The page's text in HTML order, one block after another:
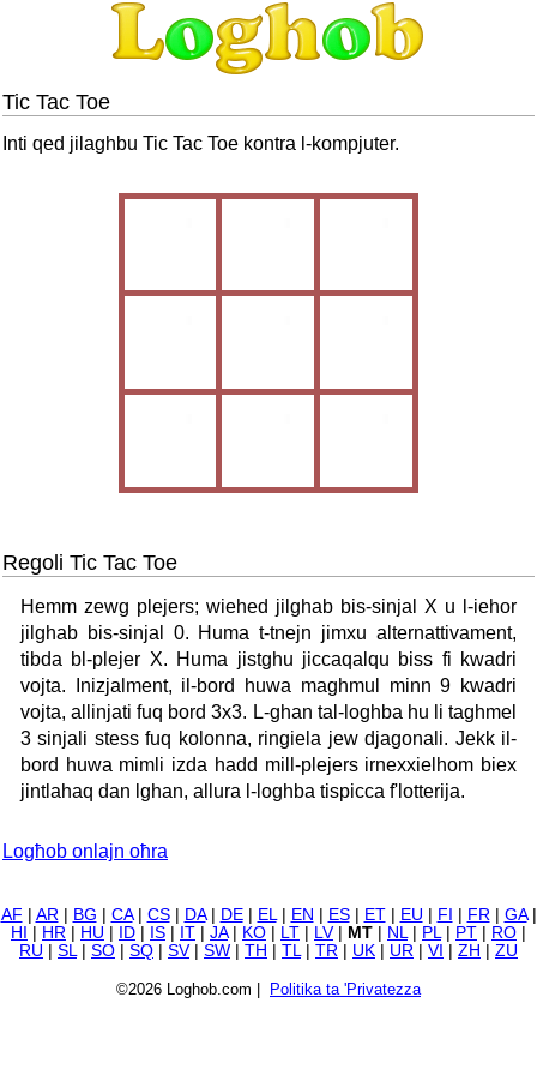
Tic Tac Toe
Inti qed jilaghbu Tic Tac Toe kontra l-kompjuter.
Regoli Tic Tac Toe
Hemm zewg plejers; wiehed jilghab bis-sinjal X u l-iehor
jilghab bis-sinjal 0. Huma t-tnejn jimxu alternattivament,
tibda bl-plejer X. Huma jistghu jiccaqalqu biss fi kwadri
vojta. Inizjalment, il-bord huwa maghmul minn 9 kwadri
vojta, allinjati fuq bord 3x3. L-ghan tal-loghba hu li taghmel
3 sinjali stess fuq kolonna, ringiela jew djagonali. Jekk il-
bord huwa mimli izda hadd mill-plejers irnexxielhom biex
jintlahaq dan lghan, allura l-loghba tispicca f'lotterija.
Logħob onlajn oħra
AF AR| BG CA| CS| DA| DE| EL| EN ES| ET| EU FI FR| GA|
HI
HR HU ID IS IT JA| KO LT LV| MT NL| PL| PT RO
RU
SL| SO SQ SV| SW TH TL| TR UK UR VI ZH ZU
©2026 Loghob.com | Politika ta 'Privatezza